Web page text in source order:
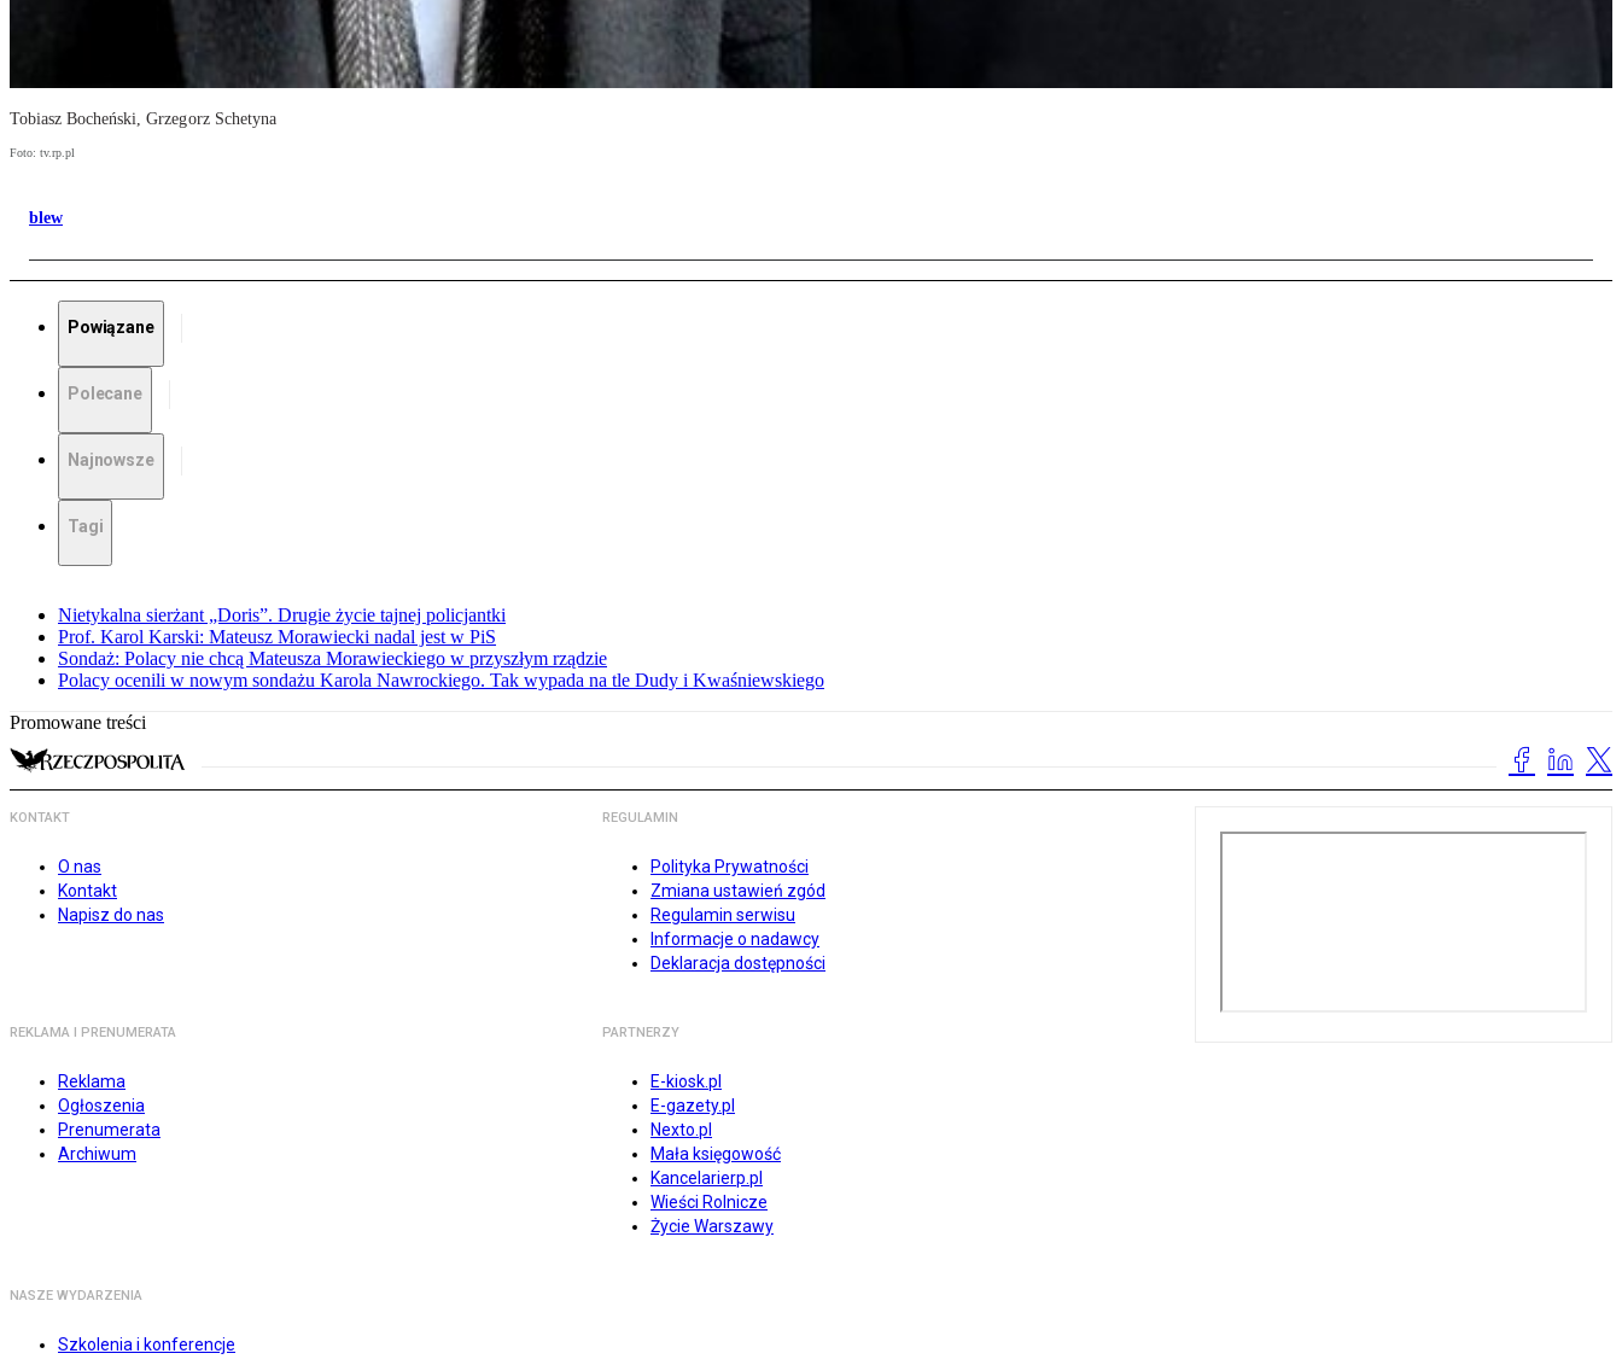
Tobiasz Bocheński, Grzegorz Schetyna
Foto: tv.rp.pl
blew
Powiązane
Polecane
Najnowsze
Tagi
Nietykalna sierżant „Doris”. Drugie życie tajnej policjantki
Prof. Karol Karski: Mateusz Morawiecki nadal jest w PiS
Sondaż: Polacy nie chcą Mateusza Morawieckiego w przyszłym rządzie
Polacy ocenili w nowym sondażu Karola Nawrockiego. Tak wypada na tle Dudy i Kwaśniewskiego
Promowane treści
KONTAKT
O nas
Kontakt
Napisz do nas
REGULAMIN
Polityka Prywatności
Zmiana ustawień zgód
Regulamin serwisu
Informacje o nadawcy
Deklaracja dostępności
REKLAMA I PRENUMERATA
Reklama
Ogłoszenia
Prenumerata
Archiwum
PARTNERZY
E-kiosk.pl
E-gazety.pl
Nexto.pl
Mała księgowość
Kancelarierp.pl
Wieści Rolnicze
Życie Warszawy
NASZE WYDARZENIA
Szkolenia i konferencje